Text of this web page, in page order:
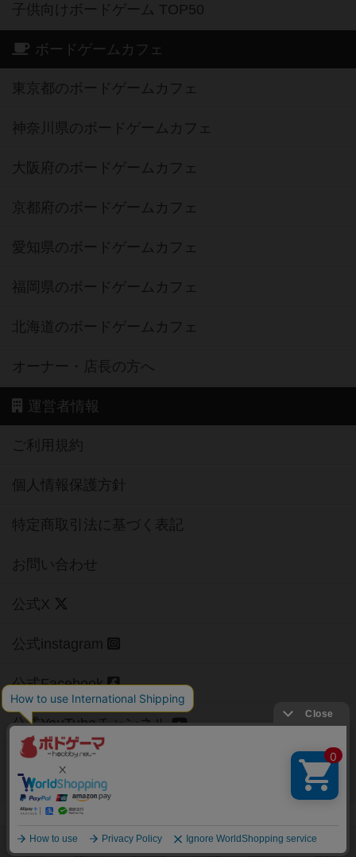
子供向けボードゲーム TOP50
ボードゲームカフェ
東京都のボードゲームカフェ
神奈川県のボードゲームカフェ
大阪府のボードゲームカフェ
京都府のボードゲームカフェ
愛知県のボードゲームカフェ
福岡県のボードゲームカフェ
北海道のボードゲームカフェ
オーナー・店長の方へ
運営者情報
ご利用規約
個人情報保護方針
特定商取引法に基づく表記
お問い合わせ
公式X
公式instagram
公式Facebook
公式YouTubeチャンネル